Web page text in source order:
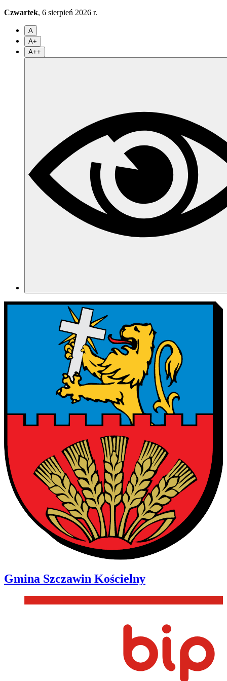
Czwartek, 6 sierpień 2026 r.
A
A+
A++
Gmina Szczawin Kościelny